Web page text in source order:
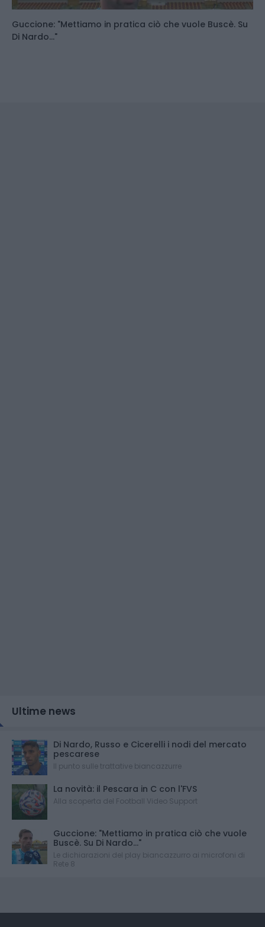
Guccione: "Mettiamo in pratica ciò che vuole Buscè. Su
Di Nardo..."
Ultime news
Di Nardo, Russo e Cicerelli i nodi del mercato
pescarese
Il punto sulle trattative biancazzurre
La novità: il Pescara in C con l'FVS
Alla scoperta del Football Video Support
Guccione: "Mettiamo in pratica ciò che vuole
Buscè. Su Di Nardo..."
Le dichiarazioni del play biancazzurro ai microfoni di
Rete 8